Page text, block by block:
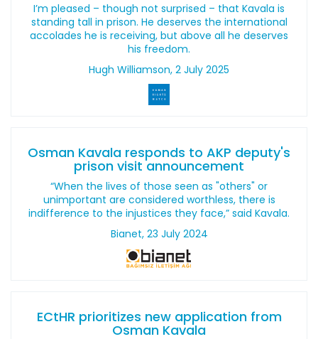
I’m pleased – though not surprised – that Kavala is
standing tall in prison. He deserves the international
accolades he is receiving, but above all he deserves
his freedom.
Hugh Williamson, 2 July 2025
Osman Kavala responds to AKP deputy's
prison visit announcement
“When the lives of those seen as "others" or
unimportant are considered worthless, there is
indifference to the injustices they face,” said Kavala.
Bianet, 23 July 2024
ECtHR prioritizes new application from
Osman Kavala